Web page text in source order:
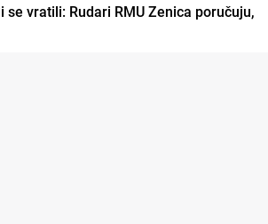
se vratili: Rudari RMU Zenica poručuju,